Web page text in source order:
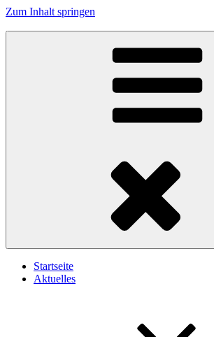
Zum Inhalt springen
Reservistenkameradschaft Wallersdorf e.V.
Startseite
Aktuelles